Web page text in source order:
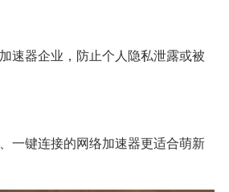
速器企业，防止个人隐私泄露或被
一键连接的网络加速器更适合萌新